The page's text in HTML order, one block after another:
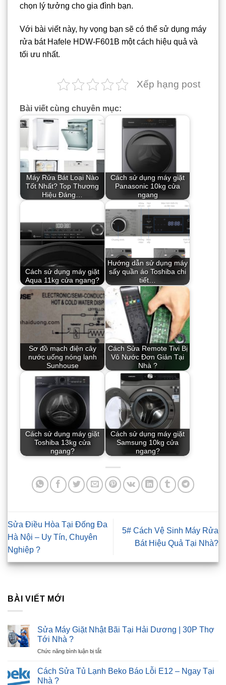
chọn lý tưởng cho gia đình bạn.
Với bài viết này, hy vọng bạn sẽ có thể sử dụng máy
rửa bát Hafele HDW-F601B một cách hiệu quả và
tối ưu nhất.
Xếp hạng post
Bài viết cùng chuyên mục:
Máy Rửa Bát Loại Nào
Tốt Nhất? Top Thương
Hiệu Đáng…
Cách sử dụng máy giặt
Panasonic 10kg cửa
ngang
Cách sử dụng máy giặt
Aqua 11kg cửa ngang?
Hướng dẫn sử dụng máy
sấy quần áo Toshiba chi
tiết…
Sơ đồ mạch điện cây
nước uống nóng lạnh
Sunhouse
Cách Sửa Remote Tivi Bị
Vô Nước Đơn Giản Tại
Nhà ?
Cách sử dụng máy giặt
Toshiba 13kg cửa
ngang?
Cách sử dụng máy giặt
Samsung 10kg cửa
ngang?
Sửa Điều Hòa Tại Đống Đa
Hà Nội – Uy Tín, Chuyên
Nghiệp ?
5# Cách Vệ Sinh Máy Rửa
Bát Hiệu Quả Tại Nhà?
BÀI VIẾT MỚI
Sửa Máy Giặt Nhật Bãi Tại Hải Dương | 30P Thợ
Tới Nhà ?
Chức năng bình luận bị tắtở
Máy
Cách Sửa Tủ Lạnh Beko Báo Lỗi E12 – Ngay Tại
Nhà ?